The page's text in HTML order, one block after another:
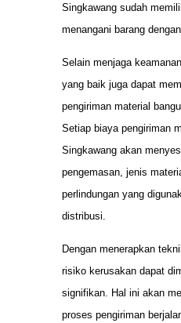
Singkawang sudah
menangani barang
Selain menjaga
yang baik juga dapat
pengiriman material
Setiap biaya pengiriman
Singkawang akan
pengemasan, jenis
perlindungan yang
distribusi.
Dengan menerapkan
risiko kerusakan dapat
signifikan. Hal ini akan
proses pengiriman